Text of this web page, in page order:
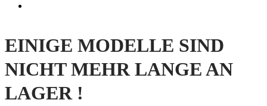
EINIGE MODELLE SIND
NICHT MEHR LANGE AN
LAGER !